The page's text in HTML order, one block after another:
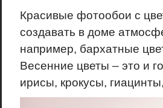
Красивые фотообои с
создавать в доме
например, бархатные
Весенние цветы – это и
ирисы, крокусы,